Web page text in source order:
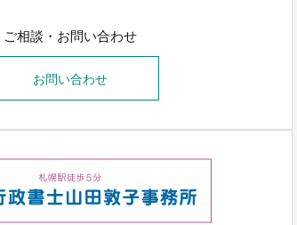
ご相談・お問い合わせ
お問い合わせ